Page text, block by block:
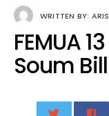
WRITTEN BY:
FEMUA
Soum